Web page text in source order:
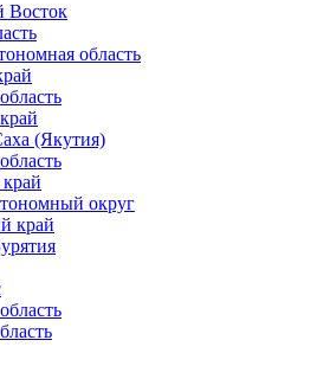
Восток
область
(Якутия)
округ
край